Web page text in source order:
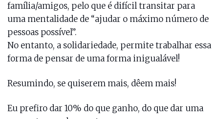
família/amigos, pelo que é difícil transitar para
uma mentalidade de “ajudar o máximo número de
pessoas possível”.
No entanto, a solidariedade, permite trabalhar essa
forma de pensar de uma forma inigualável!
Resumindo, se quiserem mais, dêem mais!
Eu prefiro dar 10% do que ganho, do que dar uma